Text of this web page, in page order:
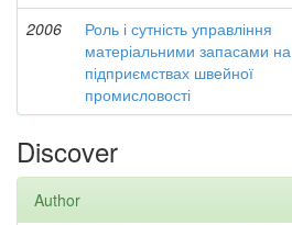
2006
Роль і сутність управління
матеріальними запасами на
підприємствах швейної
промисловості
Discover
Author